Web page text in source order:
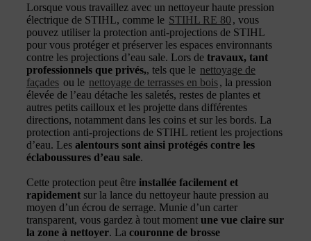
Lorsque vous travaillez avec un nettoyeur haute pression
électrique de STIHL, comme le STIHL RE 80, vous
pouvez utiliser la protection anti-projections de STIHL
pour vous protéger et préserver les espaces environnants
contre les projections d’eau sale. Lors de travaux, tant
professionnels que privés,, tels que le nettoyage de
façades ou le nettoyage de terrasses en bois, la pression
élevée de l’eau détache les saletés, restes de plantes et
autres petits cailloux et les projette dans différentes
directions, notamment dans les coins et sur les bords. La
protection anti-projections de STIHL retient les projections
d’eau. Les alentours sont ainsi protégés contre les
éclaboussures d’eau sale.
Cette protection peut être installée facilement et
rapidement sur la lance du nettoyeur haute pression au
moyen d’un écrou de serrage. Munie d’un carter
transparent, vous gardez à tout moment une vue claire sur
la zone à nettoyer. La couronne de brosse